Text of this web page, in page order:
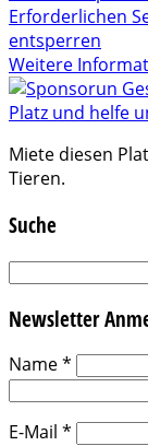
Erforderlichen
entsperren
Weitere
Miete diesen
Tieren.
Suche
Suchen
Newsletter
Name*
E-Mail *